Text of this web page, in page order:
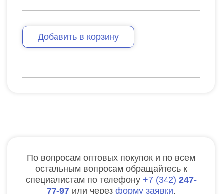
Добавить в корзину
По вопросам оптовых покупок и по всем
остальным вопросам обращайтесь к
специалистам по телефону
7 342 247-
77-97 или через форму заявки.